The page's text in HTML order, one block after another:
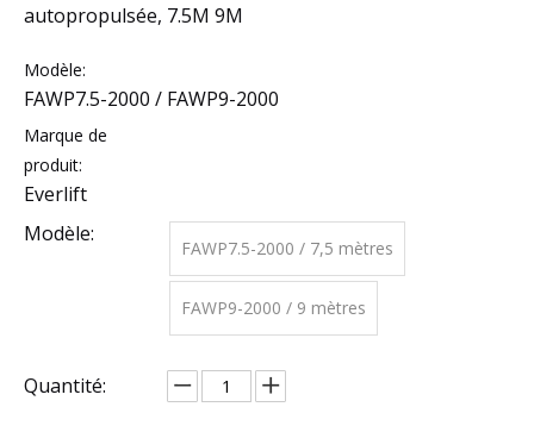
autopropulsée, 7.5M 9M
Modèle:
FAWP7.5-2000 / FAWP9-2000
Marque de
produit:
Everlift
Modèle:
FAWP7.5-2000 / 7,5 mètres
FAWP9-2000 / 9 mètres
Quantité: